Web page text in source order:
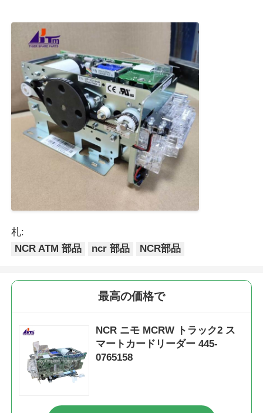
カード プリンター
POS端末
ATMのスペアパーツ
ATM機
札:
NCR ATM 部品
ncr 部品 NCR部品
最高の価格で
NCR ニモ MCRW トラック2 ス
マートカードリーダー 445-
0765158